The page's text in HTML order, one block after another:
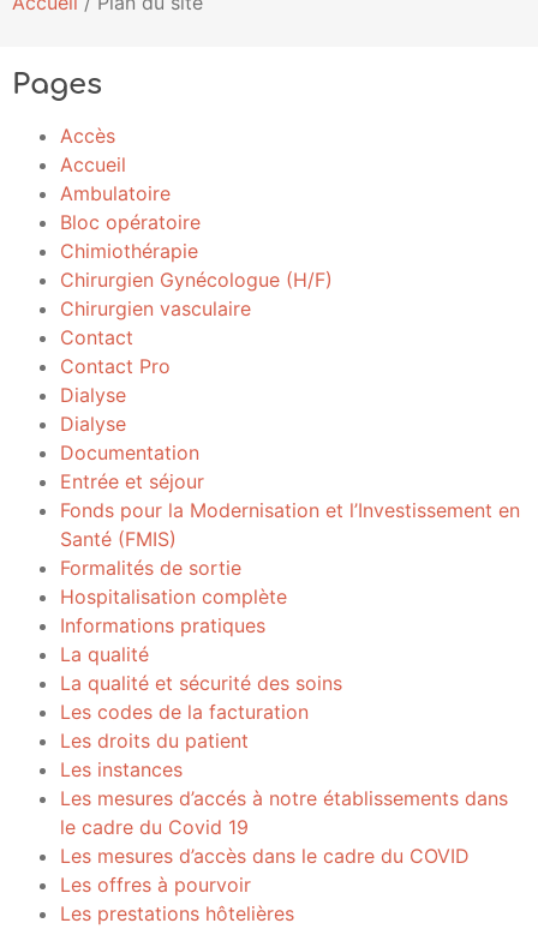
Pages
Accès
Accueil
Ambulatoire
Bloc opératoire
Chimiothérapie
Chirurgien Gynécologue (H/F)
Chirurgien vasculaire
Contact
Contact Pro
Dialyse
Dialyse
Documentation
Entrée et séjour
Fonds pour la Modernisation et l’Investissement en
Santé (FMIS)
Formalités de sortie
Hospitalisation complète
Informations pratiques
La qualité
La qualité et sécurité des soins
Les codes de la facturation
Les droits du patient
Les instances
Les mesures d’accés à notre établissements dans
le cadre du Covid 19
Les mesures d’accès dans le cadre du COVID
Les offres à pourvoir
Les prestations hôtelières